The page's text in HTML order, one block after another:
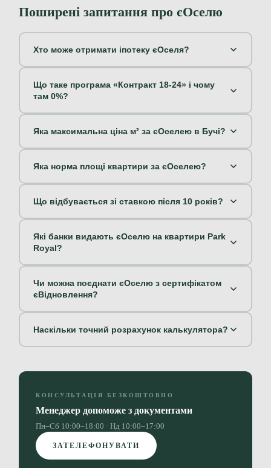
Поширені запитання про єОселю
Хто може отримати іпотеку єОселя?
Що таке програма «Контракт 18-24» і чому
там 0%?
Яка максимальна ціна м² за єОселею в Бучі?
Яка норма площі квартири за єОселею?
Що відбувається зі ставкою після 10 років?
Які банки видають єОселю на квартири Park
Royal?
Чи можна поєднати єОселю з сертифікатом
єВідновлення?
Наскільки точний розрахунок калькулятора?
КОНСУЛЬТАЦІЯ БЕЗКОШТОВНО
Менеджер допоможе з документами
Пн–Сб 10:00–18:00 · Нд 10:00–17:00
ЗАТЕЛЕФОНУВАТИ